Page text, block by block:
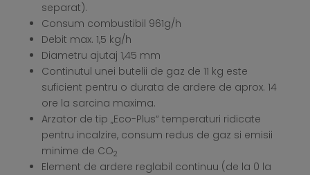
separat).
Consum combustibil 961g/h
Debit max. 1,5 kg/h
Diametru ajutaj 1,45 mm
Continutul unei butelii de gaz de 11 kg este
suficient pentru o durata de ardere de aprox. 14
ore la sarcina maxima.
Arzator de tip „Eco-Plus“ temperaturi ridicate
pentru incalzire, consum redus de gaz si emisii
minime de CO2
Element de ardere reglabil continuu (de la 0 la